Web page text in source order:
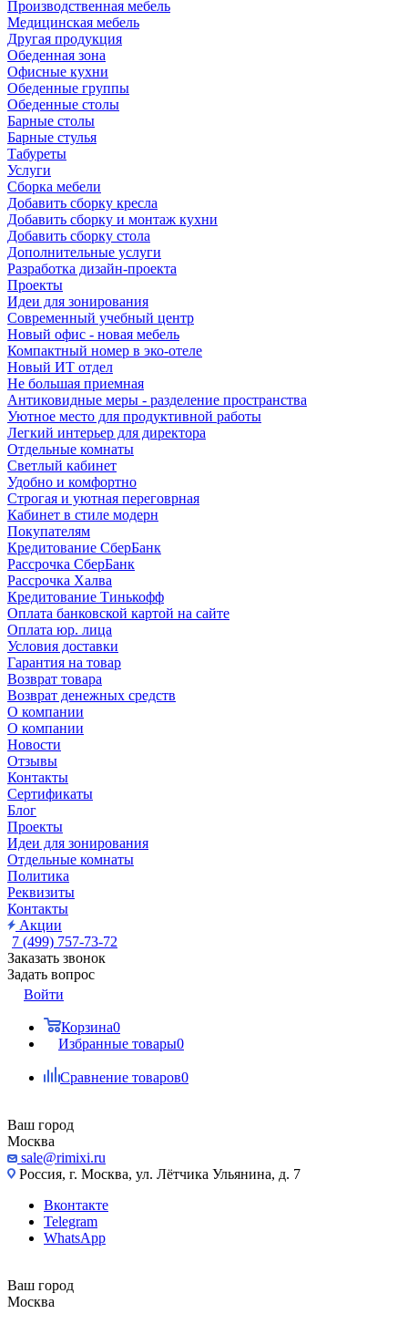
Производственная мебель
Медицинская мебель
Другая продукция
Обеденная зона
Офисные кухни
Обеденные группы
Обеденные столы
Барные столы
Барные стулья
Табуреты
Услуги
Сборка мебели
Добавить сборку кресла
Добавить сборку и монтаж кухни
Добавить сборку стола
Дополнительные услуги
Разработка дизайн-проекта
Проекты
Идеи для зонирования
Современный учебный центр
Новый офис - новая мебель
Компактный номер в эко-отеле
Новый ИТ отдел
Не большая приемная
Антиковидные меры - разделение пространства
Уютное место для продуктивной работы
Легкий интерьер для директора
Отдельные комнаты
Светлый кабинет
Удобно и комфортно
Строгая и уютная переговрная
Кабинет в стиле модерн
Покупателям
Кредитование СберБанк
Рассрочка СберБанк
Рассрочка Халва
Кредитование Тинькофф
Оплата банковской картой на сайте
Оплата юр. лица
Условия доставки
Гарантия на товар
Возврат товара
Возврат денежных средств
О компании
О компании
Новости
Отзывы
Контакты
Сертификаты
Блог
Проекты
Идеи для зонирования
Отдельные комнаты
Политика
Реквизиты
Контакты
Акции
7 (499) 757-73-72
Заказать звонок
Задать вопрос
Войти
Корзина0
Избранные товары0
Сравнение товаров0
Ваш город
Москва
sale@rimixi.ru
Россия, г. Москва, ул. Лётчика Ульянина, д. 7
Вконтакте
Telegram
WhatsApp
Ваш город
Москва